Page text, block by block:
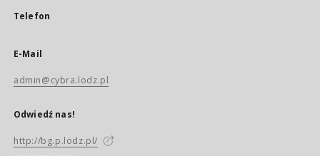
Telefon
E-Mail
admin@cybra.lodz.pl
Odwiedź nas!
http://bg.p.lodz.pl/